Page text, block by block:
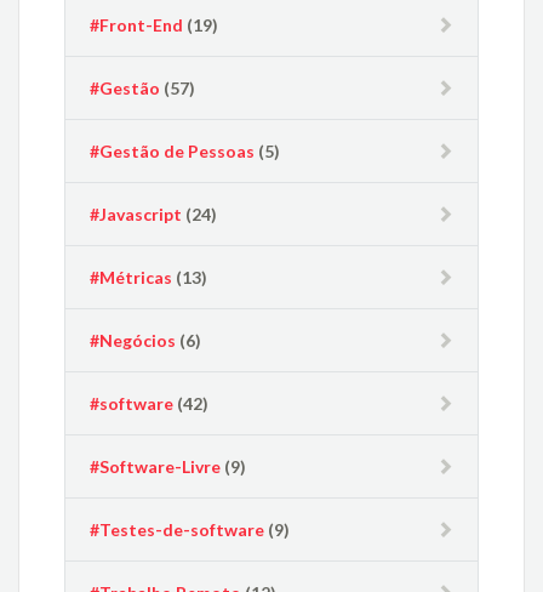
#Front-End (19)
#Gestão (57)
#Gestão de Pessoas (5)
#Javascript (24)
#Métricas (13)
#Negócios (6)
#software (42)
#Software-Livre (9)
#Testes-de-software (9)